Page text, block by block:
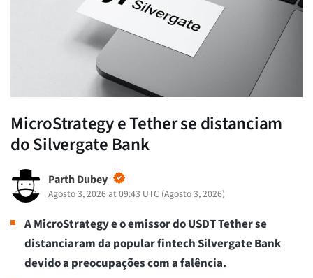
MicroStrategy e Tether se distanciam
do Silvergate Bank
Parth Dubey
Agosto 3, 2026 at 09:43 UTC (Agosto 3, 2026)
A MicroStrategy e o emissor do USDT Tether se
distanciaram da popular fintech Silvergate Bank
devido a preocupações com a falência.